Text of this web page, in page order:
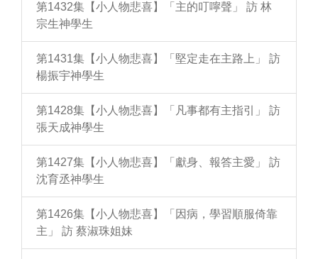
第1432集【小人物悲喜】「主的叮嚀聲」 訪 林
宗生神學生
第1431集【小人物悲喜】「堅定走在主路上」 訪
楊振宇神學生
第1428集【小人物悲喜】「凡事都有主指引」 訪
張天成神學生
第1427集【小人物悲喜】「獻身、報答主愛」 訪
沈育丞神學生
第1426集【小人物悲喜】「因病，學習順服倚靠
主」 訪 蔡淑珠姐妹